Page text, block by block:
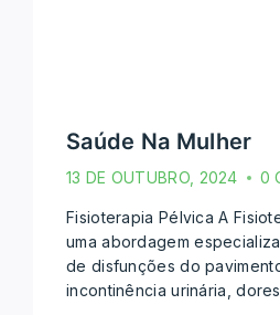
Saúde Na Mulher
13 DE OUTUBRO, 2024 0
Fisioterapia Pélvica A
uma abordagem
de disfunções do
incontinência urinária,